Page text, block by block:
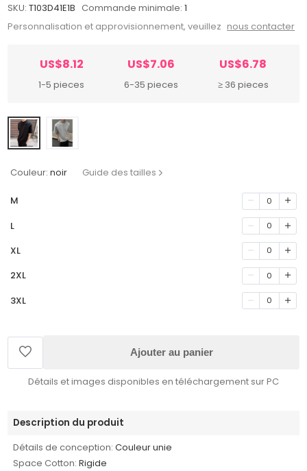
SKU: T103D41E1B Commande minimale: 1
Personnalisation et approvisionnement, veuillez nous contacter
US$8.12
1-5 pieces
US$7.06
6-35 pieces
US$6.78
≥ 36 pieces
Couleur: noir Guide des tailles
M 0
L 0
XL 0
2XL 0
3XL 0
Ajouter au panier
Détails et images disponibles en téléchargement sur PC
Description du produit
Détails de conception: Couleur unie
Space Cotton: Rigide